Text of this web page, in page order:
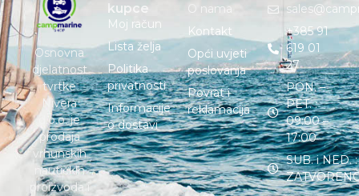
Osnovna
djelatnost
tvrtke
Nivera
d.o.o. je
prodaja
vrhunskih
nautičkih
proizvoda i
kupce
Moj račun
Lista želja
Politika
privatnosti
Informacije
o dostavi
O nama
Kontakt
Opći uvjeti
poslovanja
Povrat i
reklamacija
+385 91
619 01
27
PON. –
PET. :
09:00 –
17:00
SUB. i NED. :